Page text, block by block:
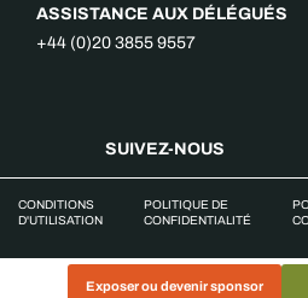
Exposer ou devenir sponsor
ASSISTANCE AUX DÉLÉGUÉS
+44 (0)20 3855 9557
SUIVEZ-NOUS
CONDITIONS
D'UTILISATION
POLITIQUE DE
CONFIDENTIALITÉ